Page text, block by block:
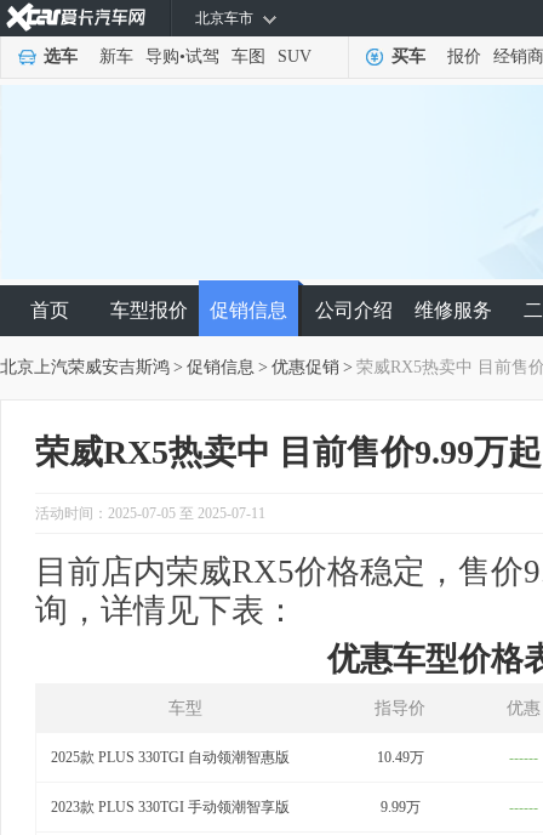
北京车市
选车 新车 导购•试驾 车图 SUV 买车 报价 经销商
首页 车型报价 促销信息 公司介绍 维修服务
北京上汽荣威安吉斯鸿 > 促销信息 > 优惠促销 > 荣威RX5热卖中 目前售
荣威RX5热卖中 目前售价9.99万起
活动时间：2025-07-05 至 2025-07-11
目前店内荣威RX5价格稳定，售价
询，详情见下表：
优惠车型价格
车型 指导价 优惠
2025款 PLUS 330TGI 自动领潮智惠版 10.49万 ------
2023款 PLUS 330TGI 手动领潮智享版 9.99万 ------